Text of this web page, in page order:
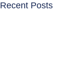
Recent Posts